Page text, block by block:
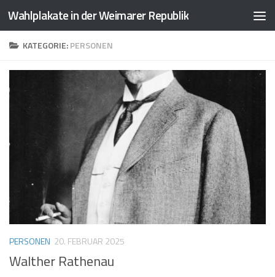
Zum Inhalt springen
Wahlplakate in der Weimarer Republik
KATEGORIE:PERSONEN
PERSONEN 20. FEBRUAR 2025
Walther Rathenau